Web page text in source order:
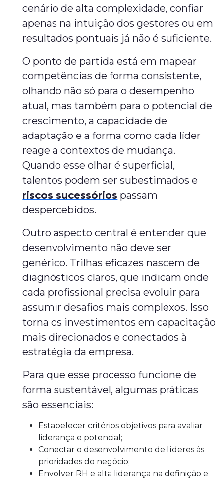
cenário de alta complexidade, confiar
apenas na intuição dos gestores ou em
resultados pontuais já não é suficiente.
O ponto de partida está em mapear
competências de forma consistente,
olhando não só para o desempenho
atual, mas também para o potencial de
crescimento, a capacidade de
adaptação e a forma como cada líder
reage a contextos de mudança.
Quando esse olhar é superficial,
talentos podem ser subestimados e
riscos sucessórios passam
despercebidos.
Outro aspecto central é entender que
desenvolvimento não deve ser
genérico. Trilhas eficazes nascem de
diagnósticos claros, que indicam onde
cada profissional precisa evoluir para
assumir desafios mais complexos. Isso
torna os investimentos em capacitação
mais direcionados e conectados à
estratégia da empresa.
Para que esse processo funcione de
forma sustentável, algumas práticas
são essenciais:
Estabelecer critérios objetivos para avaliar
liderança e potencial;
Conectar o desenvolvimento de líderes às
prioridades do negócio;
Envolver RH e alta liderança na definição e